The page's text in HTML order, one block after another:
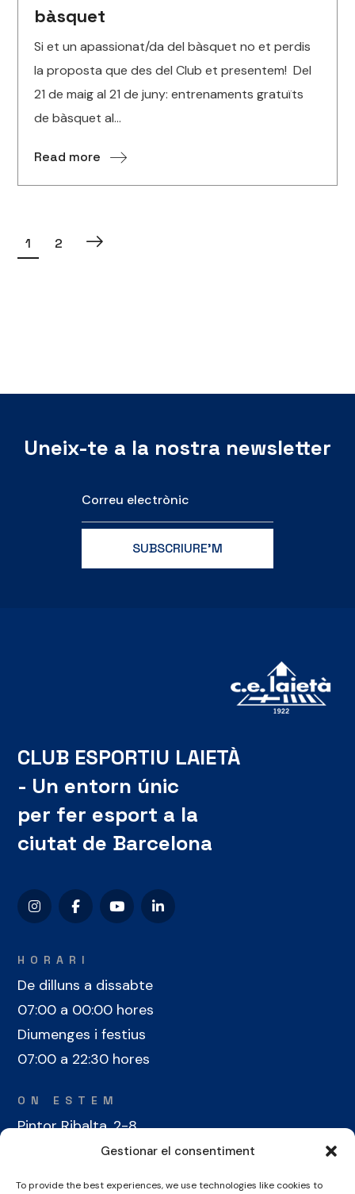
Gestionar el consentiment
To provide the best experiences, we use technologies like cookies to
bàsquet
Si et un apassionat/da del bàsquet no et perdis
la proposta que des del Club et presentem! Del
21 de maig al 21 de juny: entrenaments gratuïts
de bàsquet al...
Read more
1 2
Uneix-te a la nostra newsletter
CLUB ESPORTIU LAIETÀ
- Un entorn únic
per fer esport a la
ciutat de Barcelona
HORARI
De dilluns a dissabte
07:00 a 00:00 hores
Diumenges i festius
07:00 a 22:30 hores
ON ESTEM
Pintor Ribalta, 2-8
08028 Barcelona